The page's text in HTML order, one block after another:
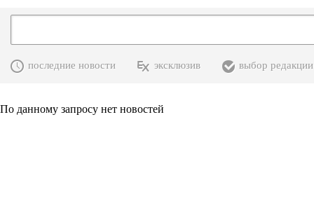
последние новости эксклюзив выбор редакции
По данному запросу нет новостей